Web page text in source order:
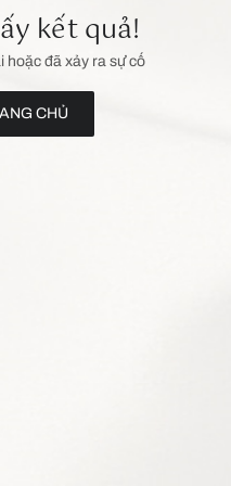
kết quả!
hoặc đã xảy ra sự cố
CHỦ